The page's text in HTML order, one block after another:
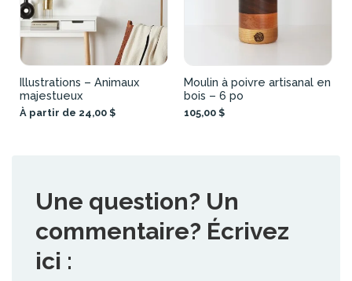
Illustrations – Animaux
majestueux
À partir de 24,00 $
Moulin à poivre artisanal en
bois – 6 po
105,00 $
Une question? Un
commentaire? Écrivez
ici :